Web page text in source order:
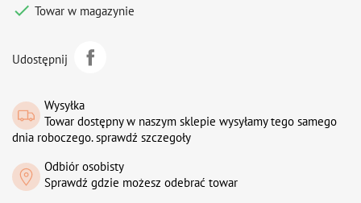
 Towar w magazynie
Udostępnij
Wysyłka
Towar dostępny w naszym sklepie wysyłamy tego samego
dnia roboczego. sprawdź szczegoły
Odbiór osobisty
Sprawdź gdzie możesz odebrać towar